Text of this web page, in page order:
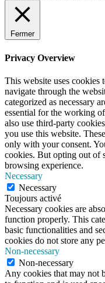
Fermer
Privacy Overview
This website uses
navigate through the
categorized as necessary
essential for the working
also use third-party
you use this website.
only with your consent.
cookies. But opting out of
browsing experience.
Necessary
Necessary
Toujours activé
Necessary cookies are
function properly. This
basic functionalities and
cookies do not store any
Non-necessary
Non-necessary
Any cookies that may not